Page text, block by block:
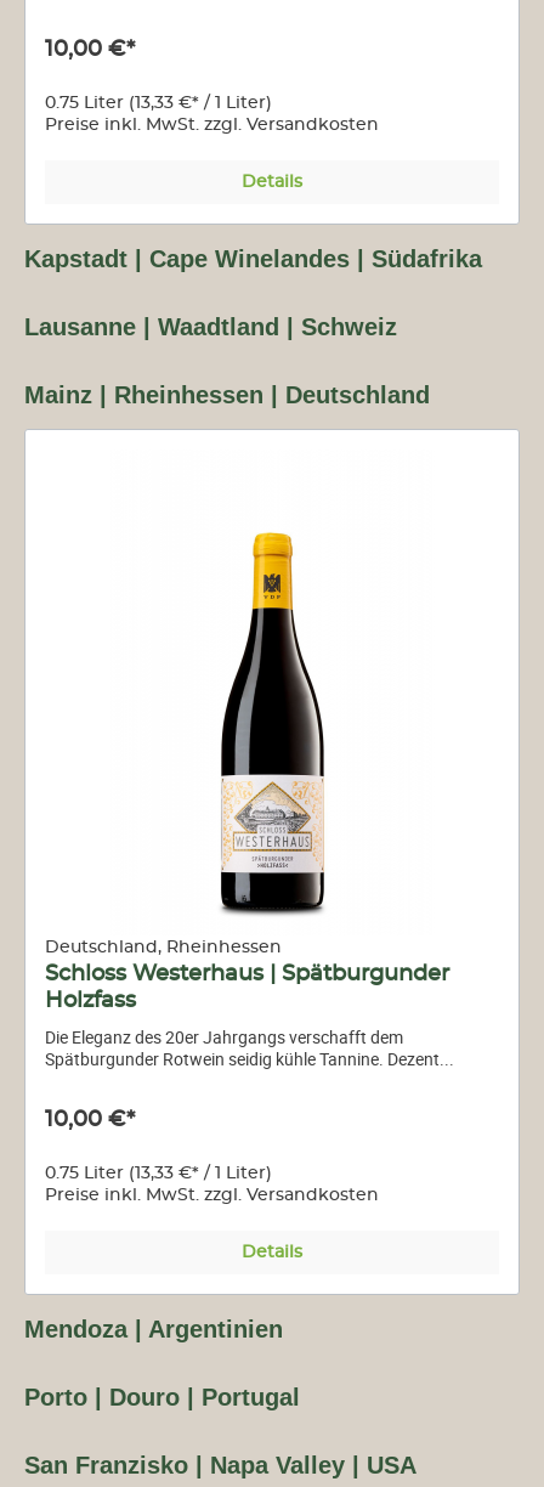
10,00 €*
0.75 Liter (13,33 €* / 1 Liter)
Preise inkl. MwSt. zzgl. Versandkosten
Details
Kapstadt | Cape Winelandes | Südafrika
Lausanne | Waadtland | Schweiz
Mainz | Rheinhessen | Deutschland
Deutschland, Rheinhessen
Schloss Westerhaus | Spätburgunder
Holzfass
Die Eleganz des 20er Jahrgangs verschafft dem
Spätburgunder Rotwein seidig kühle Tannine. Dezent...
10,00 €*
0.75 Liter (13,33 €* / 1 Liter)
Preise inkl. MwSt. zzgl. Versandkosten
Details
Mendoza | Argentinien
Porto | Douro | Portugal
San Franzisko | Napa Valley | USA